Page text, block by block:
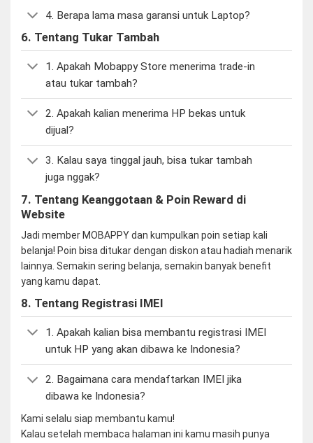
4. Berapa lama masa garansi untuk Laptop?
6. Tentang Tukar Tambah
1. Apakah Mobappy Store menerima trade-in
atau tukar tambah?
2. Apakah kalian menerima HP bekas untuk
dijual?
3. Kalau saya tinggal jauh, bisa tukar tambah
juga nggak?
7. Tentang Keanggotaan & Poin Reward di
Website
Jadi member MOBAPPY dan kumpulkan poin setiap kali
belanja! Poin bisa ditukar dengan diskon atau hadiah menarik
lainnya. Semakin sering belanja, semakin banyak benefit
yang kamu dapat.
8. Tentang Registrasi IMEI
1. Apakah kalian bisa membantu registrasi IMEI
untuk HP yang akan dibawa ke Indonesia?
2. Bagaimana cara mendaftarkan IMEI jika
dibawa ke Indonesia?
Kami selalu siap membantu kamu!
Kalau setelah membaca halaman ini kamu masih punya